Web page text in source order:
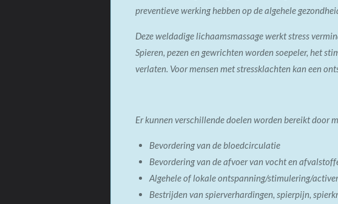
preventieve werking hebben op de algehele
Deze weldadige lichaamsmassage werkt stress
Spieren, pezen en gewrichten worden soepeler, het
verlaten. Voor mensen met stressklachten kan een
Er kunnen verschillende doelen worden bereikt door
Bevordering van de bloedcirculatie
Bevordering van de afvoer van vocht en
Algehele of lokale ontspanning/stimulering/
Bestrijden van spierverhardingen, spierpijn,